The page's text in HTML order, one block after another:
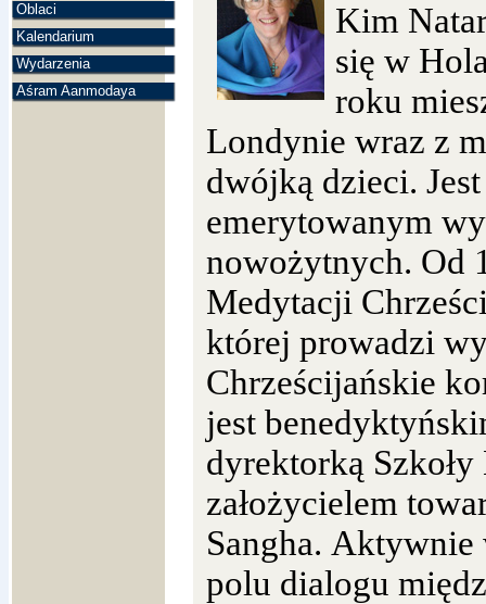
Oblaci
Kalendarium
Wydarzenia
Aśram Aanmodaya
Kim
się w
roku
Londynie wraz z
dwójką dzieci. Jest
emerytowanym
nowożytnych. Od
Medytacji
której prowadzi
Chrześcijańskie
jest
dyrektorką
założycielem
Sangha. Aktywnie
polu dialogu